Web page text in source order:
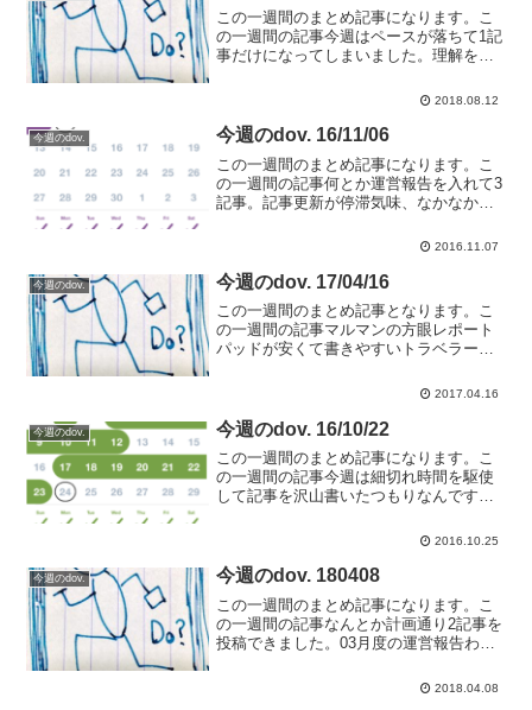
この一週間のまとめ記事になります。こ
の一週間の記事今週はペースが落ちて1記
事だけになってしまいました。理解を深
今週読んだ本"難しいことはわかりません
(kindle)"貯...
2018.08.12
今週のdov. 今週のdov. 16/11/06
この一週間のまとめ記事になります。こ
の一週間の記事何とか運営報告を入れて3
記事。記事更新が停滞気味、なかなか起
いていたEvernoteとOneNoteの使い分け
い...
2016.11.07
今週のdov. 今週のdov. 17/04/16
この一週間のまとめ記事となります。こ
の一週間の記事マルマンの方眼レポート
パッドが安くて書きやすいトラベラーズ
メディアは心配！ デジタル写真はクラ
ト・散歩ノートのつくり...
2017.04.16
今週のdov. 今週のdov. 16/10/22
この一週間のまとめ記事になります。こ
の一週間の記事今週は細切れ時間を駆使
して記事を沢山書いたつもりなんですけ
い結果。ネタを考え記事にするサイクル
TaskChuteがないと次に...
2016.10.25
今週のdov. 今週のdov. 180408
この一週間のまとめ記事になります。こ
の一週間の記事なんとか計画通り2記事を
投稿できました。03月度の運営報告わた
ト今週読んだ本"イノベーションのジレン
マ"ビジネス本を読んでいると何度かこの
2018.04.08